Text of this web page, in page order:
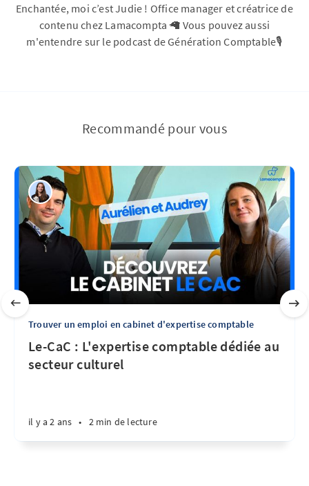
Enchantée, moi c’est Judie ! Office manager et créatrice de
contenu chez Lamacompta 🦙 Vous pouvez aussi
m'entendre sur le podcast de Génération Comptable🎙️
Recommandé pour vous
Trouver un emploi en cabinet d'expertise comptable
Le-CaC : L'expertise comptable dédiée au
secteur culturel
il y a 2 ans • 2 min de lecture